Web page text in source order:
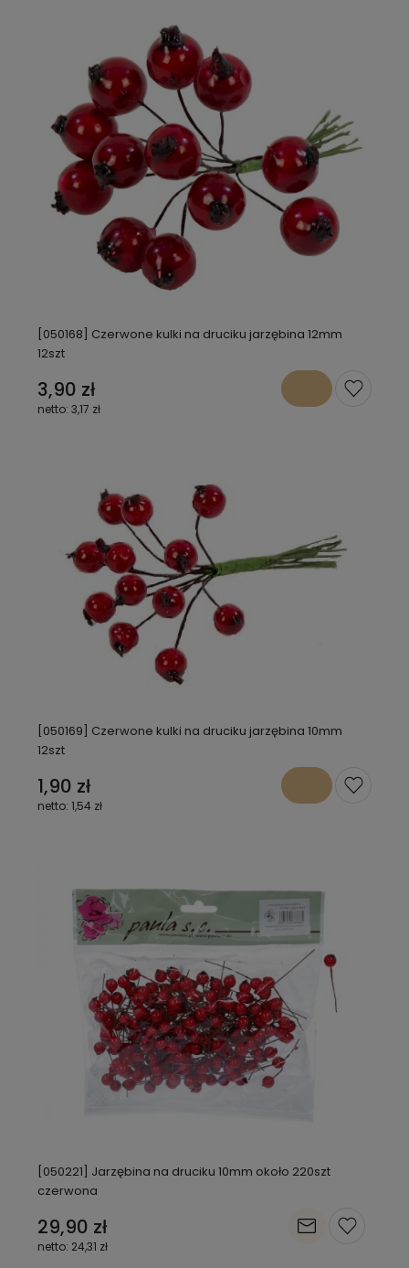
[050168] Czerwone kulki na druciku jarzębina 12mm
12szt
3,90 zł
3,17 zł
[050169] Czerwone kulki na druciku jarzębina 10mm
12szt
1,90 zł
1,54 zł
[050221] Jarzębina na druciku 10mm około 220szt
czerwona
29,90 zł
24,31 zł